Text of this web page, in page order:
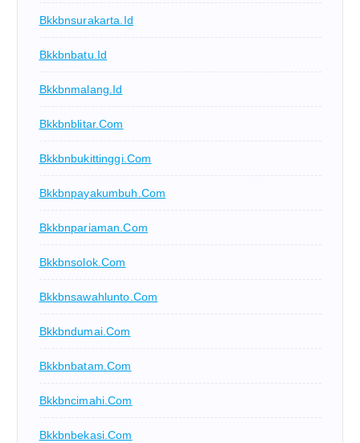
Bkkbnsurakarta.id
Bkkbnbatu.id
Bkkbnmalang.id
Bkkbnblitar.com
Bkkbnbukittinggi.com
Bkkbnpayakumbuh.com
Bkkbnpariaman.com
Bkkbnsolok.com
Bkkbnsawahlunto.com
Bkkbndumai.com
Bkkbnbatam.com
Bkkbncimahi.com
Bkkbnbekasi.com